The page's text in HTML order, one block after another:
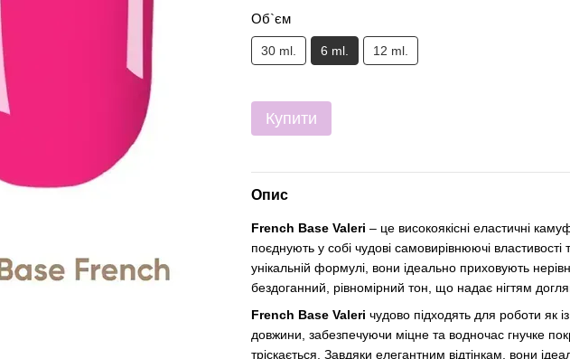
Об`єм
30 ml. 6 ml. 12 ml.
Купити
Опис
French Base Valeri – це високоякісні еластичні
поєднують у собі чудові самовирівнюючі
унікальній формулі, вони ідеально приховують
бездоганний, рівномірний тон, що надає нігтям
French Base Valeri чудово підходять для роботи як
довжини, забезпечуючи міцне та водночас гнучке
тріскається. Завдяки елегантним відтінкам, вони